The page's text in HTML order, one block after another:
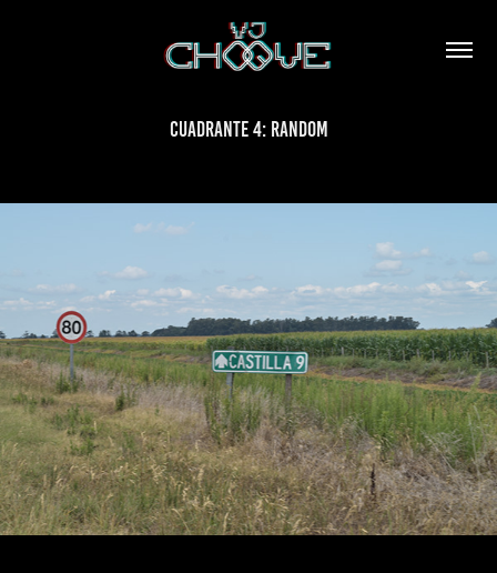
CUADRANTE 4: RANDOM